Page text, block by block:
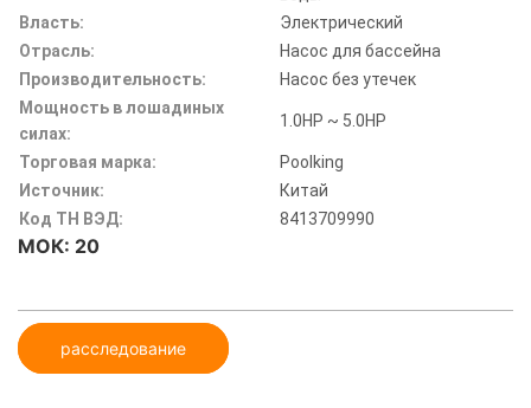
Власть:
Электрический
Отрасль:
Насос для бассейна
Производительность:
Насос без утечек
Мощность в лошадиных
силах:
1.0HP ~ 5.0HP
Торговая марка:
Poolking
Источник:
Китай
Код ТН ВЭД:
8413709990
МОК: 20
расследование